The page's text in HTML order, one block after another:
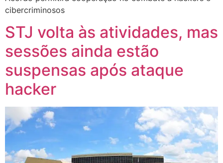
cibercriminosos
STJ volta às atividades, mas
sessões ainda estão
suspensas após ataque
hacker